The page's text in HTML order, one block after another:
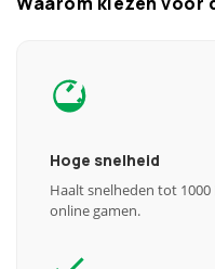
Hoge snelheid
Haalt snelheden tot
online gamen.